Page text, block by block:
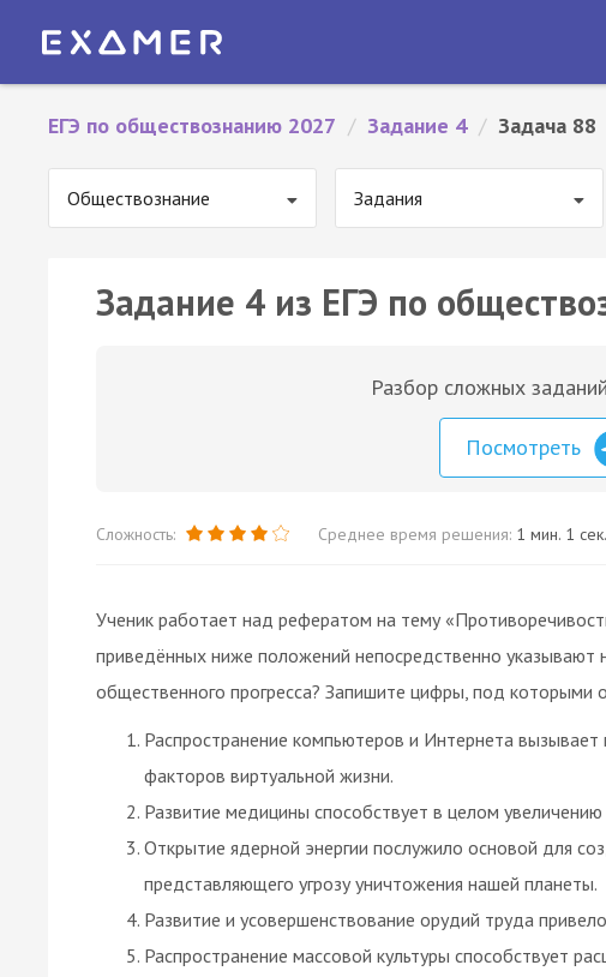
ЕГЭ по обществознанию 2027 / Задание 4 / Задача 88
Обществознание Задания
Задание 4 из ЕГЭ по
Разбор сложных
Посмотреть
Сложность: Среднее время решения: 1 мин. 1 сек.
Ученик работает над рефератом на тему
приведённых ниже положений непосредственно указывают
общественного прогресса? Запишите цифры, под которыми
Распространение компьютеров и Интернета вызывает
факторов виртуальной жизни.
Развитие медицины способствует в целом
Открытие ядерной энергии послужило основой для
представляющего угрозу уничтожения нашей планеты.
Развитие и усовершенствование орудий труда
Распространение массовой культуры способствует